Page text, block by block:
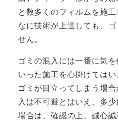
と数多くのフィルムを施
なに技術が上達しても、
せん。
ゴミの混入には一番に気
いった施工を心掛けては
ゴミが目立ってしまう場合
入は不可避とはいえ、多
場合は、確認の上、誠心